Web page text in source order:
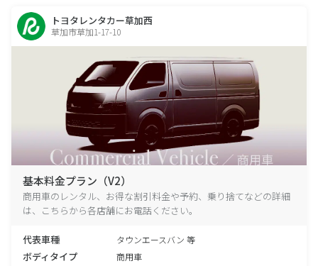
トヨタレンタカー草加西
草加市草加1-17-10
基本料金プラン（V2）
商用車のレンタル、お得な割引料金や予約、乗り捨てなどの詳細
は、こちらから各店舗にお電話ください。
代表車種 タウンエースバン 等
ボディタイプ 商用車